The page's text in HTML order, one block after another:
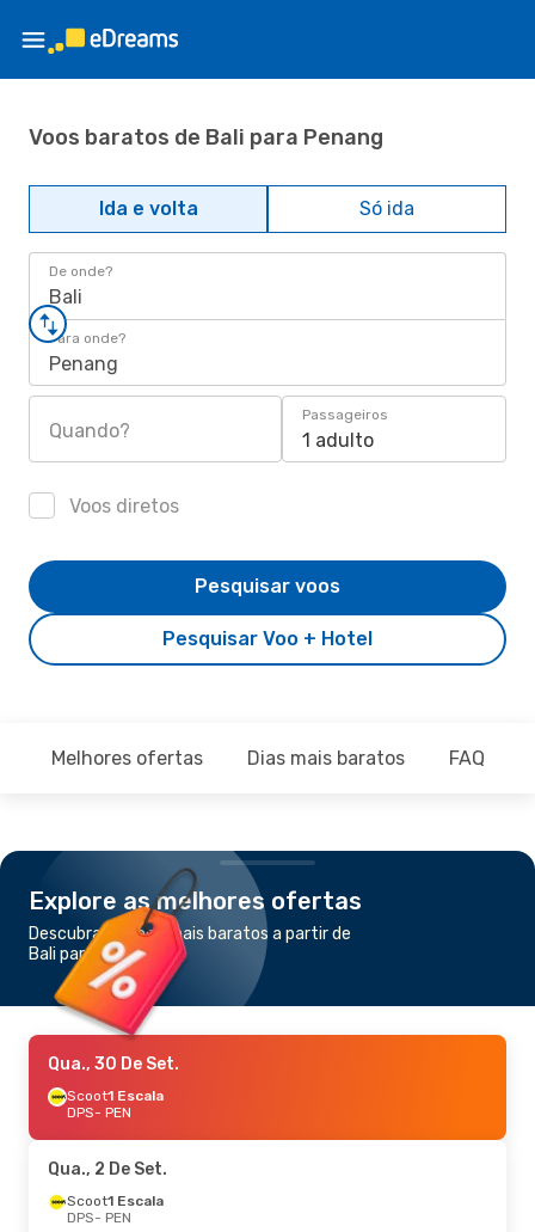
Voos baratos de Bali para Penang
Ida e volta Só ida
De onde?
Bali
Para onde?
Penang
Quando?
Passageiros
1 adulto
Voos diretos
Pesquisar Voo + Hotel
Pesquisar voos
Melhores ofertas Dias mais baratos FAQ
Explore as melhores ofertas
Descubra os voos mais baratos a partir de
Bali para Penang
Qua., 30 De Set.
Scoot1 Escala
DPS- PEN
Qua., 2 De Set.
Scoot1 Escala
DPS- PEN